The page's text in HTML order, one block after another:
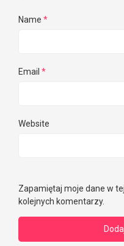
Name *
Email *
Website
Zapamiętaj moje dane w
kolejnych komentarzy.